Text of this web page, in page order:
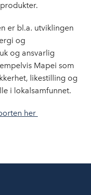
er bl.a. utviklingen
og
og ansvarlig
Mapei som
likestilling og
i lokalsamfunnet.
her